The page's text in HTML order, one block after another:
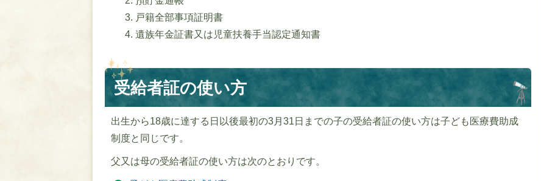
戸籍全部事項証明書
遺族年金証書又は児童扶養手当認定通知書
受給者証の使い方
出生から18歳に達する日以後最初の3月31日までの子の受給者証の使い方は子ども医療費助成
制度と同じです。
父又は母の受給者証の使い方は次のとおりです。